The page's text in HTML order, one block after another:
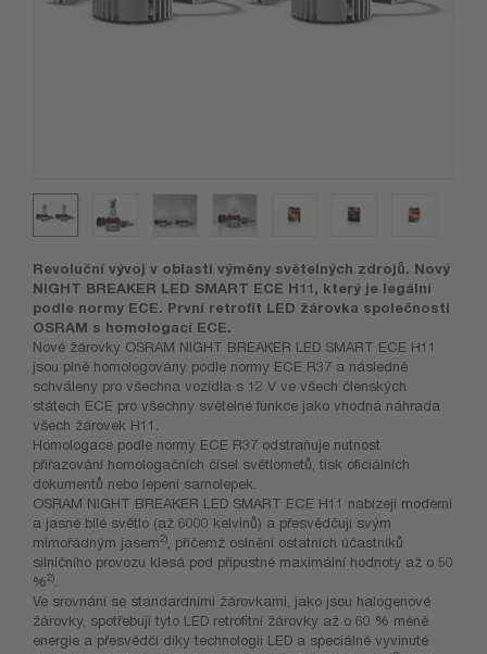
Revoluční vývoj v oblasti výměny světelných zdrojů. Nový
NIGHT BREAKER LED SMART ECE H11, který je legální
podle normy ECE. První retrofit LED žárovka společnosti
OSRAM s homologací ECE.
Nové žárovky OSRAM NIGHT BREAKER LED SMART ECE H11
jsou plně homologovány podle normy ECE R37 a následně
schváleny pro všechna vozidla s 12 V ve všech členských
státech ECE pro všechny světelné funkce jako vhodná náhrada
všech žárovek H11.
Homologace podle normy ECE R37 odstraňuje nutnost
přiřazování homologačních čísel světlometů, tisk oficiálních
dokumentů nebo lepení samolepek.
OSRAM NIGHT BREAKER LED SMART ECE H11 nabízejí moderní
a jasné bílé světlo (až 6000 kelvinů) a přesvědčují svým
mimořádným jasem2)
, přičemž oslnění ostatních účastníků
silničního provozu klesá pod přípustné maximální hodnoty až o 50
%2)
Ve srovnání se standardními žárovkami, jako jsou halogenové
žárovky, spotřebují tyto LED retrofitní žárovky až o 60 % méně
energie a přesvědčí díky technologii LED a speciálně vyvinuté